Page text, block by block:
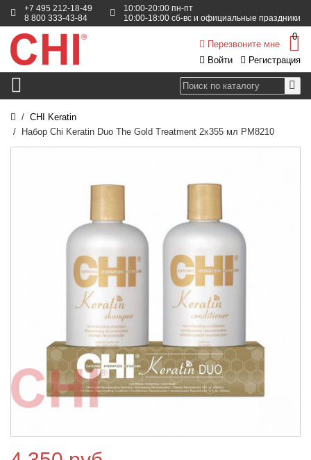
+7 495 212-18-49
8 800 333-43-84
10:00-20:00 пн-пт
10:00-18:00 сб-вс и официальные праздники
Войти Регистрация
Перезвоните мне
0
CHI Keratin
Набор Chi Keratin Duo The Gold Treatment 2x355 мл PM8210